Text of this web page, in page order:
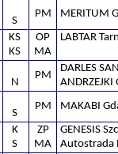
S
PM MERITUM
KS
KS
OP
MA
LABTAR
N
PM
DARLES
ANDRZEJKI
S
PM MAKABI
K
S
ZP
MA
GENESIS
Autostrada